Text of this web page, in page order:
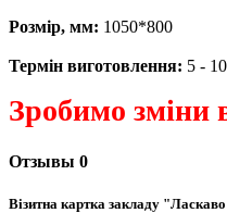
Розмір, мм: 1050*800
Термін виготовлення: 5 -
Зробимо зміни
Отзывы 0
Візитна картка закладу